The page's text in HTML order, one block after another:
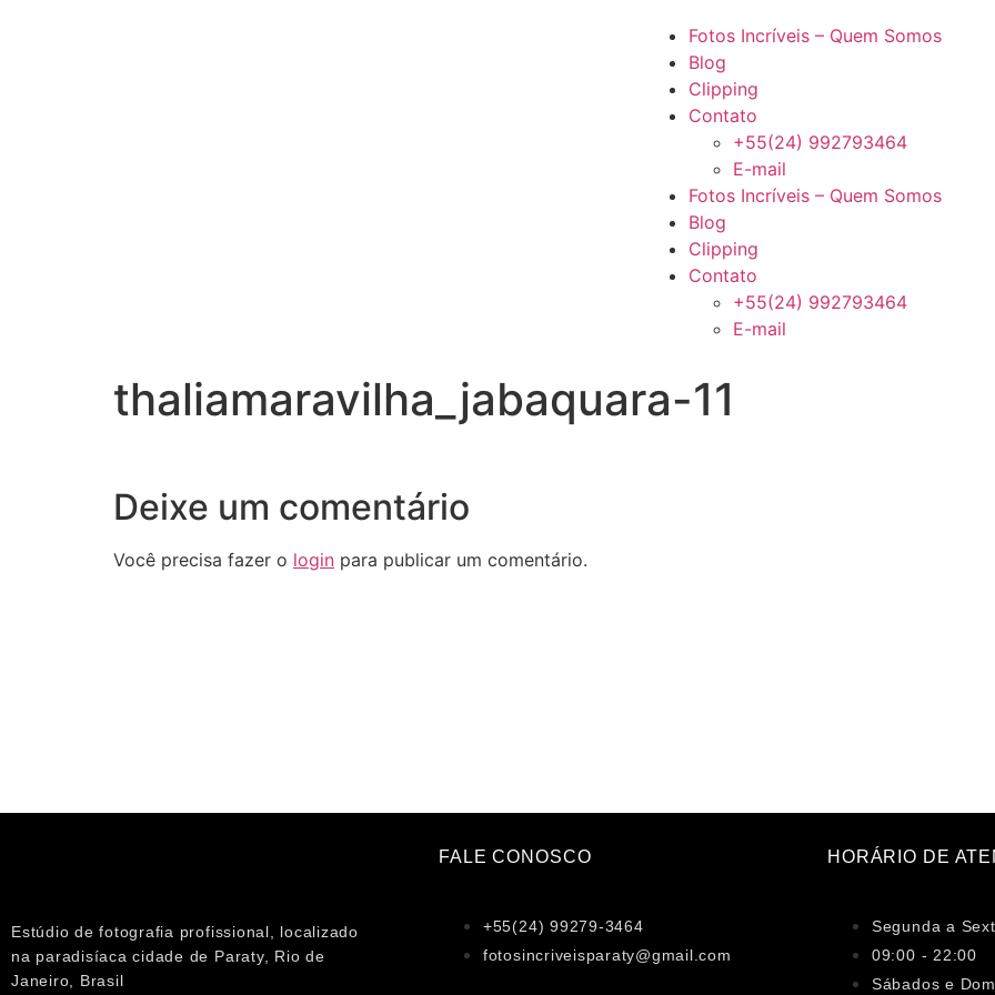
Fotos Incríveis – Quem Somos
Blog
Clipping
Contato
+55(24) 992793464
E-mail
Fotos Incríveis – Quem Somos
Blog
Clipping
Contato
+55(24) 992793464
E-mail
thaliamaravilha_jabaquara-11
Deixe um comentário
Você precisa fazer o login para publicar um comentário.
Estúdio de fotografia profissional, localizado
na paradisíaca cidade de Paraty, Rio de
Janeiro, Brasil
FALE CONOSCO
+55(24) 99279-3464
fotosincriveisparaty@gmail.com
HORÁRIO DE
Segunda a
09:00 - 22:00
Sábados e